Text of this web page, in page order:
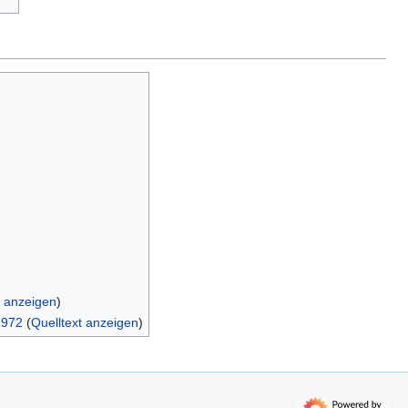
anzeigen)
(Quelltext anzeigen)